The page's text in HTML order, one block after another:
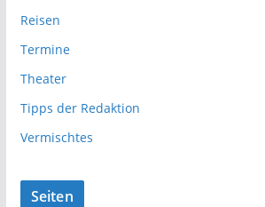
Reisen
Termine
Theater
Tipps der Redaktion
Vermischtes
Seiten